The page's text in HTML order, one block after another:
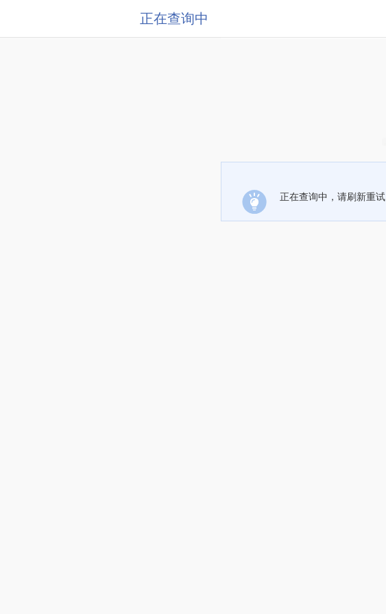
正在查询中
正在查询中，请刷新重试